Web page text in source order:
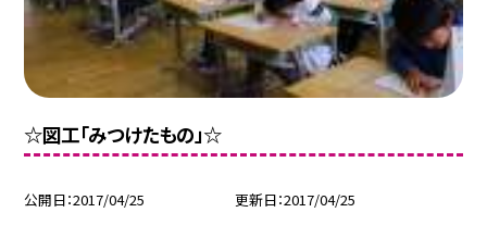
☆図工「みつけたもの」☆
公開日 2017/04/25 更新日 2017/04/25